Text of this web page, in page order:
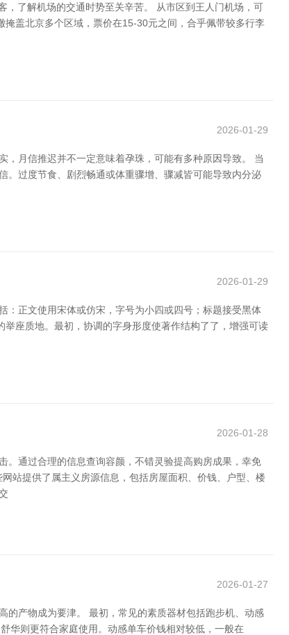
了解机场的交通时势至关辛苦。 从市区到王人门机场，可
盖北京多个区域，票价在15-30元之间，合乎佩带较多行李
2026-01-29
，月信推迟并不一定意味着孕珠，可能有多种原因导致。 当
。过度节食、剧烈畅通或体重骤增、骤减皆可能导致内分泌
2026-01-29
：正文使用宋体或仿宋，字号为小四或四号；标题接受黑体
座质地。最初，协调的字身形度使著作结构了了，增强可读
2026-01-28
。通过合理的信息查询容颜，不错灵验提高购房成果，幸免
站提供了属主义房源信息，包括房屋面积、价钱、户型、楼
2026-01-27
的产物成为要津。 最初，常见的素质器材包括跑步机、动感
华则更符合家庭使用。动感单车价钱相对较低，一般在